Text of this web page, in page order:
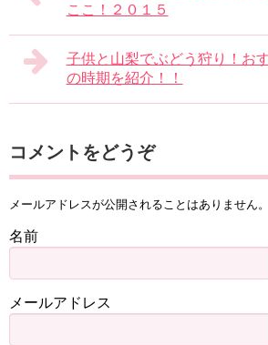
ここ！２０１５
子供と山梨でぶどう狩り！お
の時期を紹介！！
コメントをどうぞ
メールアドレスが公開されることはありません。
名前
メールアドレス